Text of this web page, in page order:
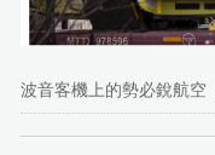
波音客機上的勢必銳航空